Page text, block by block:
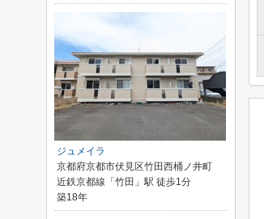
ジュメイラ
京都府京都市伏見区竹田西桶ノ井町
近鉄京都線「竹田」駅 徒歩1分
築18年